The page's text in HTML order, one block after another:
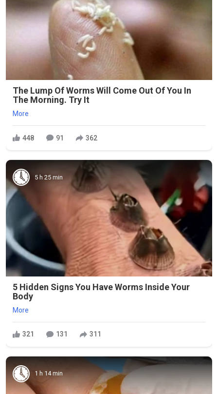
The Lump Of Worms Will Come Out Of You In
The Morning. Try It
More
448 91 362
5 h 25 min
5 Hidden Signs You Have Worms Inside Your
Body
More
321 131 311
1 h 14 min